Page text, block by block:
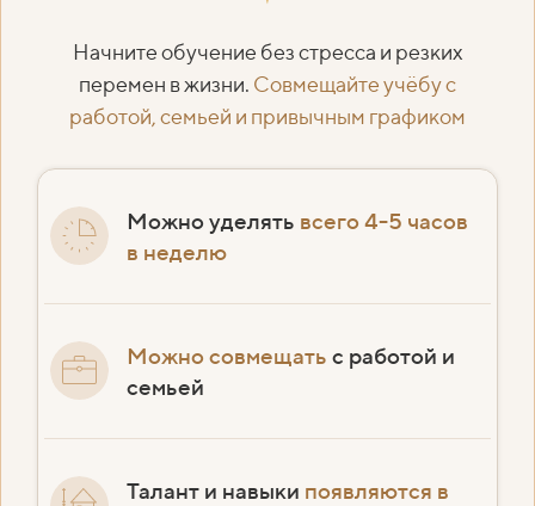
Начните обучение без стресса и резких
перемен в жизни. Совмещайте учёбу с
работой, семьей и привычным графиком
Можно уделять всего 4-5 часов
в неделю
Можно совмещать с работой и
семьей
Талант и навыки появляются в